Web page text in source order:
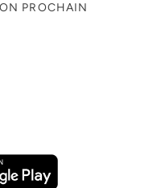
PROCHAIN